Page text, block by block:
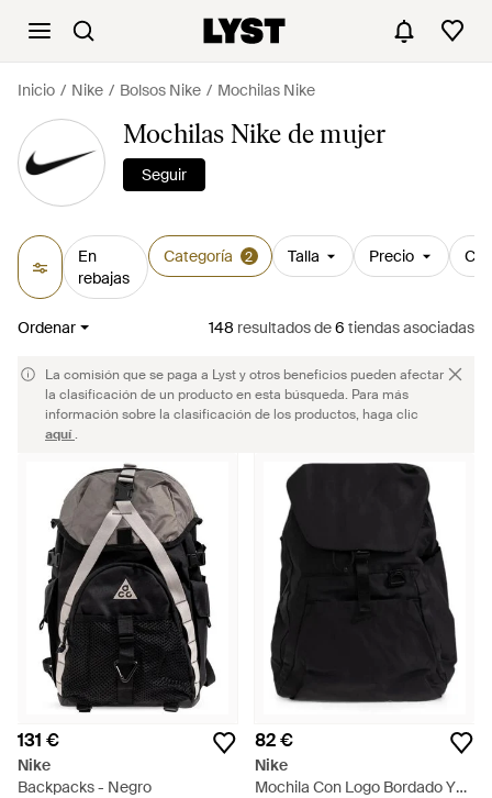
Inicio Nike Bolsos Nike Mochilas Nike
Mochilas Nike de mujer
Seguir
En
rebajas
Categoría 2 Talla Precio
Ordenar 148 resultadosde6 tiendas asociadas
La comisión que se paga a Lyst y otros beneficios pueden afectar
la clasificación de un producto en esta búsqueda. Para más
información sobre la clasificación de los productos, haga clic
aquí.
131 €
Nike
Backpacks - Negro
82 €
Nike
Mochila Con Logo Bordado Y